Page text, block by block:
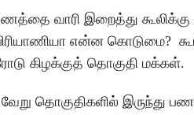
வாரி இறைத்து கூலிக்கு
என்ன கொடுமை?
கிழக்குத் தொகுதி மக்கள்.
வேறு தொகுதிகளில் இருந்து